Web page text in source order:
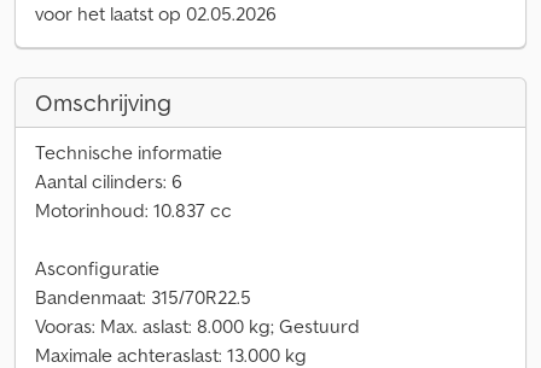
voor het laatst op 02.05.2026
Omschrijving
Technische informatie
Aantal cilinders: 6
Motorinhoud: 10.837 cc
Asconfiguratie
Bandenmaat: 315/70R22.5
Vooras: Max. aslast: 8.000 kg; Gestuurd
Maximale achteraslast: 13.000 kg